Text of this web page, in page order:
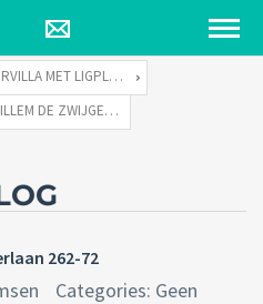
WATERVILLA MET LIGPLAATS
38. WILLEM DE ZWIJGERLAAN 262-72
262-72
Categories: Geen